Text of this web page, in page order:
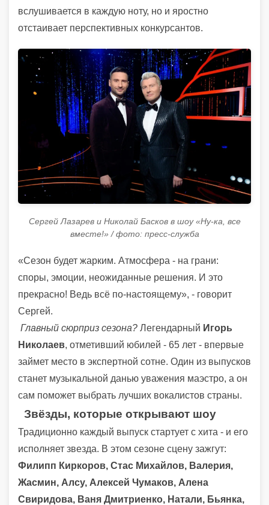
вслушивается в каждую ноту, но и яростно
отстаивает перспективных конкурсантов.
Сергей Лазарев и Николай Басков в шоу «Ну-ка, все
вместе!» / фото: пресс-служба
«Сезон будет жарким. Атмосфера - на грани:
споры, эмоции, неожиданные решения. И это
прекрасно! Ведь всё по-настоящему», - говорит
Сергей.
Главный сюрприз сезона? Легендарный Игорь
Николаев, отметивший юбилей - 65 лет - впервые
займет место в экспертной сотне. Один из выпусков
станет музыкальной данью уважения маэстро, а он
сам поможет выбрать лучших вокалистов страны.
Звёзды, которые открывают шоу
Традиционно каждый выпуск стартует с хита - и его
исполняет звезда. В этом сезоне сцену зажгут:
Филипп Киркоров, Стас Михайлов, Валерия,
Жасмин, Алсу, Алексей Чумаков, Алена
Свиридова, Ваня Дмитриенко, Натали, Бьянка,